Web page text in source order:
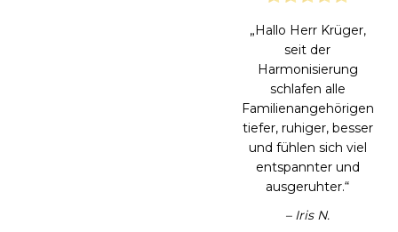
„Hallo Herr Krüger,
seit der
Harmonisierung
schlafen alle
Familienangehörigen
tiefer, ruhiger, besser
und fühlen sich viel
entspannter und
ausgeruhter.“
– Iris N.